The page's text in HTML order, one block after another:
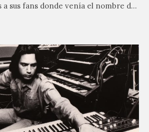
a sus fans donde venía el nombre de